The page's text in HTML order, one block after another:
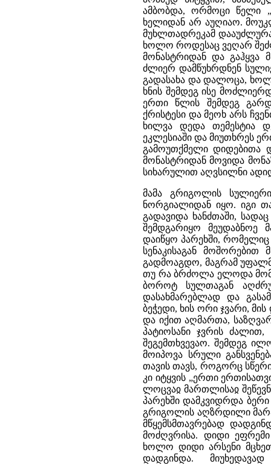
ამბობდა, ორმოცი წელი
ხელიდან არ აუღიაო.
მუხლთადრეკამ
ხოლო როდესაც ვეღარ
მონასტრიდან და გაჰყვა
ძლიერ დამწუხრდნენ
გადასახა და დალოცა,
ხნის შემდეგ ისე
ერთი წლის შემდეგ
ქრისტესი და მეოხ არს
ხილვა დედა თემესტია
ეკლესიაში და მიუთხრეს
გამოუთქმელი დიდებითა
მონასტრიდან მოვიდა
სიხარულით აღვსილნი
მამა გრიგოლის
ნორგიალიდან იყო. იგი
გადავიდა ხანძთაში,
შემდგარიყო
დაიწყო პარეხში,
სენაკისაგან
გადმოაგდო, მაგრამ
თუ რა ბრძოლა ელოდა
ბოროტ სულთაგან
დასახმარებლად და
ბეჭედი, ხის ორი ჯვარი,
და იქით აღმართა,
პატიოსანი ჯვრის
შეგემთხვევაო. შემდეგ
მოიპოვა სრული
თავის თავს, როგორც
კი იტყვის „ერთი
ლოცვაჲ მართლისაჲ
პარეხში დამკვიდრდა
გრიგოლის აღზრდილი
მწყემსმთავრებად
მოძღვრისა. დიდი
ხოლო დიდი არსენი
დადგინდა.